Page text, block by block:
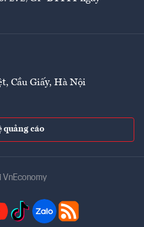
Cầu Giấy, Hà Nội
quảng cáo
VnEconomy